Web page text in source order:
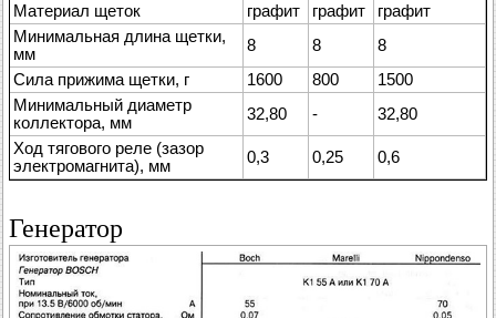
Материал щеток
графит графит
графит
Минимальная длина щетки,
мм
8 8
8
Сила прижима щетки, г
1600 800
1500
Минимальный диаметр
коллектора, мм
32,80 -
32,80
Ход тягового реле (зазор
электромагнита), мм
0,3 0,25 0,6
Генератор